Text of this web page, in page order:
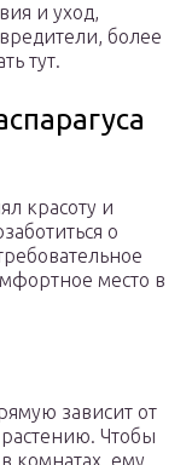
и уход,
более
тут.
красоту и
о
место в
зависит от
Чтобы
комнатах, ему